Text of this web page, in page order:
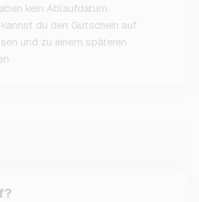
kein Ablaufdatum.
du den Gutschein auf
und zu einem späteren